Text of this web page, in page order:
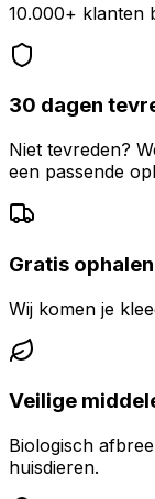
10.000+ klanten
30 dagen
Niet tevreden?
een passende
Gratis ophalen
Wij komen je
Veilige
Biologisch
huisdieren.